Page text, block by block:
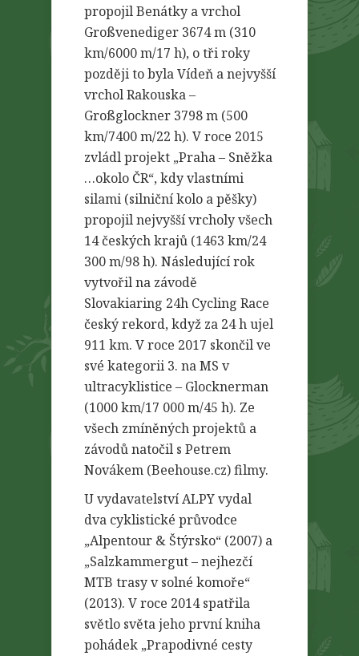
propojil Benátky a vrchol
Großvenediger 3674 m (310
km/6000 m/17 h), o tři roky
později to byla Vídeň a nejvyšší
vrchol Rakouska –
Großglockner 3798 m (500
km/7400 m/22 h). V roce 2015
zvládl projekt „Praha – Sněžka
…okolo ČR“, kdy vlastními
silami (silniční kolo a pěšky)
propojil nejvyšší vrcholy všech
14 českých krajů (1463 km/24
300 m/98 h). Následující rok
vytvořil na závodě
Slovakiaring 24h Cycling Race
český rekord, když za 24 h ujel
911 km. V roce 2017 skončil ve
své kategorii 3. na MS v
ultracyklistice – Glocknerman
(1000 km/17 000 m/45 h). Ze
všech zmíněných projektů a
závodů natočil s Petrem
Novákem (Beehouse.cz) filmy.
U vydavatelství ALPY vydal
dva cyklistické průvodce
„Alpentour & Štýrsko“ (2007) a
„Salzkammergut – nejhezčí
MTB trasy v solné komoře“
(2013). V roce 2014 spatřila
světlo světa jeho první kniha
pohádek „Prapodivné cesty